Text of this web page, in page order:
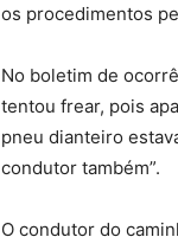
os procedimentos
No boletim de
tentou frear, pois
pneu dianteiro
condutor também”.
O condutor do